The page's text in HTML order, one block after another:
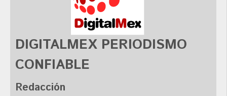
DIGITALMEX PERIODISMO
CONFIABLE
Redacción